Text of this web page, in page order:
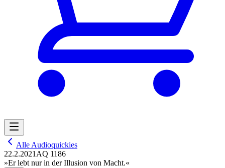
Alle Audioquickies
22.2.2021 AQ 1186
»Er lebt nur in der Illusion von Macht.«